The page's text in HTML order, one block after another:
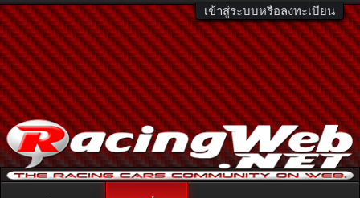
เข้าสู่ระบบหรือลงทะเบียน